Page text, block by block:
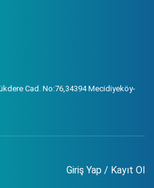
Cad. No:76,34394 Mecidiyeköy-
Giriş Yap / Kayıt Ol